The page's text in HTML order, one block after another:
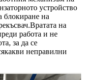
устройство
блокиране на
на
работа и не
за да се
неправилни